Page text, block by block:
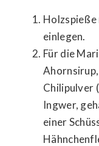
Holzspieße
einlegen.
Für die
Chilipulver
Ingwer,
einer